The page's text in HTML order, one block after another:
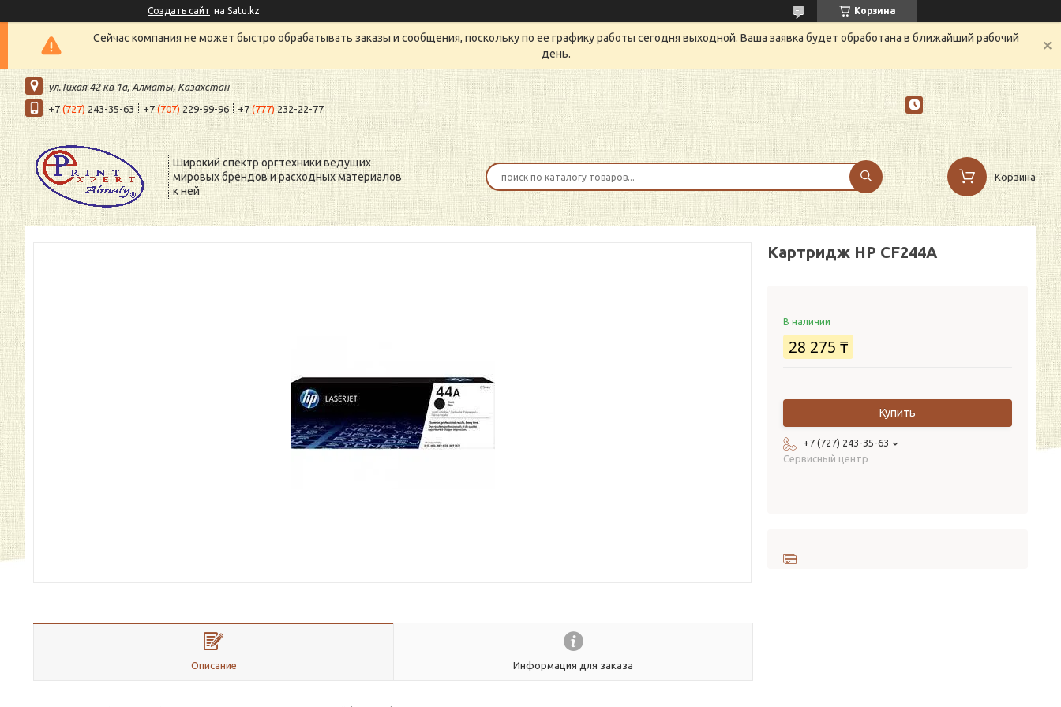
Создать сайт на Satu.kz Корзина
Сейчас компания не может быстро обрабатывать заказы и сообщения, поскольку по ее графику работы сегодня выходной. Ваша заявка будет обработана в ближайший рабочий
день.
ул.Тихая 42 кв 1a, Алматы, Казахстан
+7 (727) 243-35-63 +7 (707) 229-99-96 +7 (777) 232-22-77
Широкий спектр оргтехники ведущих
мировых брендов и расходных материалов
к ней
Корзина
Описание Информация для заказа
Картридж HP CF244A
В наличии
28 275 ₸
Купить
+7 (727) 243-35-63
Сервисный центр